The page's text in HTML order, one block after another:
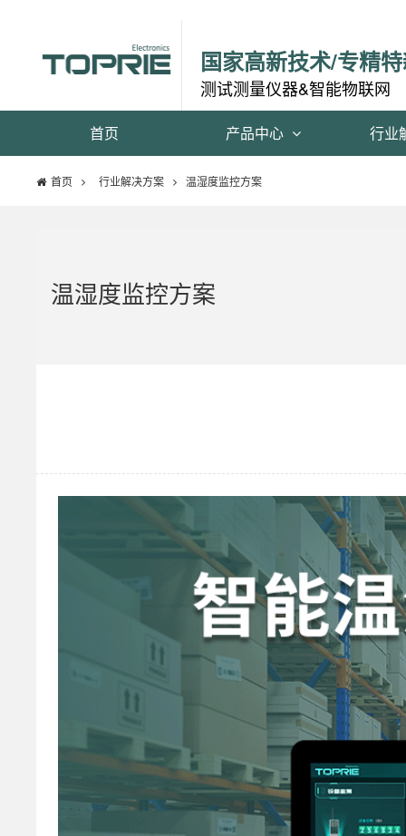
国家高新技术/专精
测试测量仪器&智能物联网
首页 产品中心 行业
首页 行业解决方案 温湿度监控方案
温湿度监控方案